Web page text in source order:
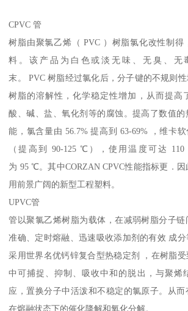
CPVC 管
树脂由聚氯乙烯（ PVC ）树脂氯化改性制得
料。该产品为白色或淡无味、无臭、无
末。 PVC 树脂经过氯化后，分子键的不规则
树脂的溶解性，化学稳定性增加，从而提高
酸、碱、盐、氧化剂等的腐蚀。提高了数值
能，氯含量由 56.7% 提高到 63-69% ，维卡
（提高到 90-125 ℃），使用温度可达
为 95 ℃。其中CORZAN CPVC性能指标更．因
用前景广阔的新型工程塑料。
UPVC管
管以聚氯乙烯树脂为载体，在减弱树脂分子
准确、定时熔融、迅速吸收添加剂的有效 成分
采用世界名优钙锌复合型热稳定剂 ，在树脂
中可捕捉、抑制、吸收中和的脱出，与聚烯
应，置换分子中活泼和不稳定的氯原子。从
在熔融状态下的催化降解和氧化分解。